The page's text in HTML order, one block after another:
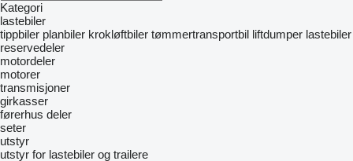
Kategori
lastebiler
tippbiler planbiler krokløftbiler tømmertransportbil liftdumper lastebiler
reservedeler
motordeler
motorer
transmisjoner
girkasser
førerhus deler
seter
utstyr
utstyr for lastebiler og trailere